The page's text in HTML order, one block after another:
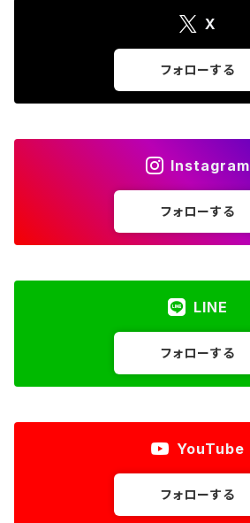
X
フォローする
Instagram
フォローする
LINE
フォローする
YouTube
フォローする